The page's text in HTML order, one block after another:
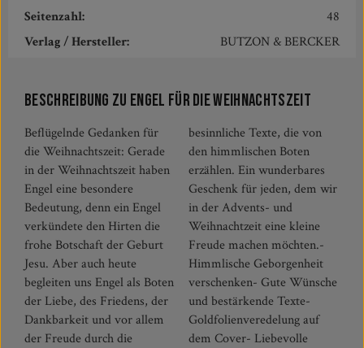
Seitenzahl:
48
Verlag / Hersteller:
BUTZON & BERCKER
Beschreibung zu Engel für die Weihnachtszeit
Beflügelnde Gedanken für
die Weihnachtszeit: Gerade
in der Weihnachtszeit haben
Engel eine besondere
Bedeutung, denn ein Engel
verkündete den Hirten die
frohe Botschaft der Geburt
Jesu. Aber auch heute
begleiten uns Engel als Boten
der Liebe, des Friedens, der
Dankbarkeit und vor allem
der Freude durch die
besinnliche Texte, die von
den himmlischen Boten
erzählen. Ein wunderbares
Geschenk für jeden, dem wir
in der Advents- und
Weihnachtzeit eine kleine
Freude machen möchten.-
Himmlische Geborgenheit
verschenken- Gute Wünsche
und bestärkende Texte-
Goldfolienveredelung auf
dem Cover- Liebevolle